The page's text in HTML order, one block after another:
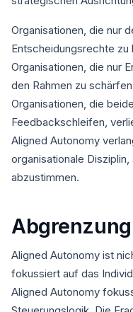
Organisationen, die nur
Entscheidungsrechte zu
Organisationen, die nur
den Rahmen zu
Organisationen, die
Feedbackschleifen,
Aligned Autonomy
organisationale
abzustimmen.
Abgrenzung
Aligned Autonomy ist
fokussiert auf das
Aligned Autonomy